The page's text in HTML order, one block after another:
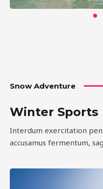
Snow Adventure
Winter Sports
Interdum exercitation
accusamus fermentum,